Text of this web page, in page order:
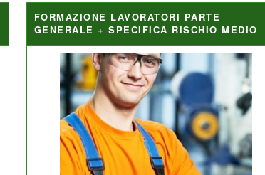
FORMAZIONE LAVORATORI PARTE
GENERALE + SPECIFICA RISCHIO MEDIO